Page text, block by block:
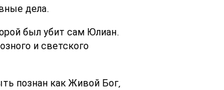
дела.
был убит сам Юлиан.
и светского
познан как Живой Бог,